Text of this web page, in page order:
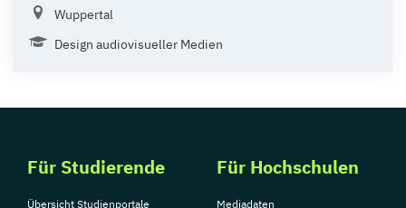
Wuppertal
Design audiovisueller Medien
Für Studierende
Übersicht Studienportale
Für Hochschulen
Mediadaten